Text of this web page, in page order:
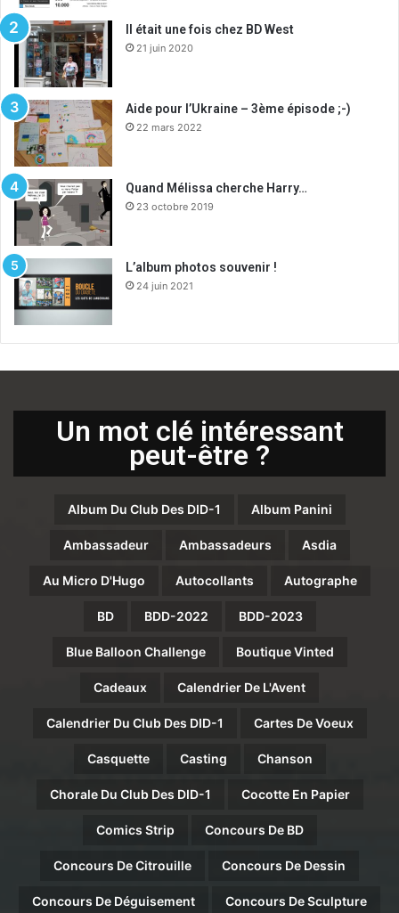
Il était une fois chez BD West
21 juin 2020
Aide pour l’Ukraine – 3ème épisode ;-)
22 mars 2022
Quand Mélissa cherche Harry…
23 octobre 2019
L’album photos souvenir !
24 juin 2021
Un mot clé intéressant
peut-être ?
Album Du Club Des DID-1 Album Panini
Ambassadeur Ambassadeurs Asdia
Au Micro D'Hugo Autocollants Autographe
BD BDD-2022 BDD-2023
Blue Balloon Challenge Boutique Vinted
Cadeaux Calendrier De L'Avent
Calendrier Du Club Des DID-1 Cartes De Voeux
Casquette Casting Chanson
Chorale Du Club Des DID-1 Cocotte En Papier
Comics Strip Concours De BD
Concours De Citrouille Concours De Dessin
Concours De Déguisement Concours De Sculpture